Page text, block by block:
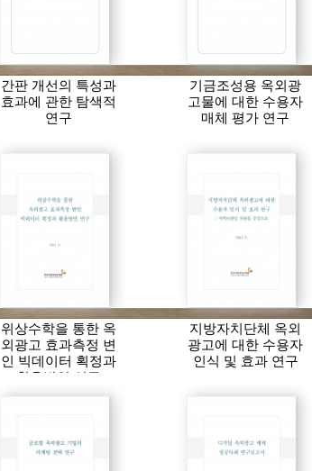
간판 개선의 특성과
효과에 관한 탐색적
연구
기금조성용 옥외광
고물에 대한 수용자
매체 평가 연구
위상수학을 통한 옥
외광고 효과측정 변
인 빅데이터 획정과
활용방안 연구
지방자치단체 옥외
광고에 대한 수용자
인식 및 효과 연구